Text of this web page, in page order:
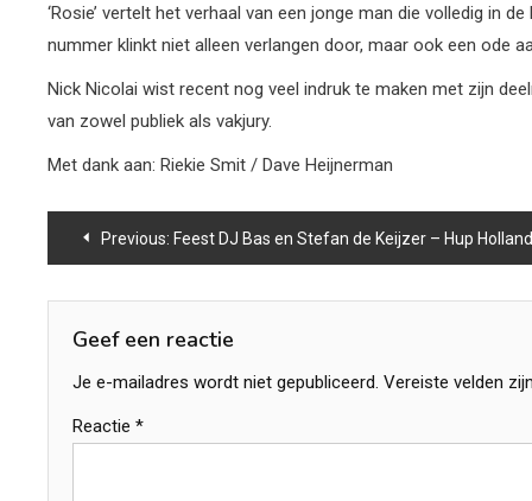
‘Rosie’ vertelt het verhaal van een jonge man die volledig in
nummer klinkt niet alleen verlangen door, maar ook een ode
Nick Nicolai wist recent nog veel indruk te maken met zijn
van zowel publiek als vakjury.
Met dank aan: Riekie Smit / Dave Heijnerman
Bericht
navigatie
Previous: Feest DJ Bas en Stefan de Keijzer – Hup
Geef een reactie
Je e-mailadres wordt niet gepubliceerd. Vereiste velden
Reactie *